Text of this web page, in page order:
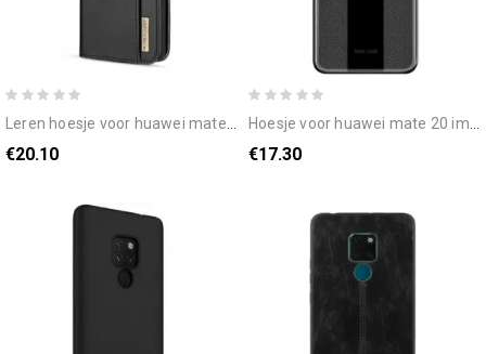
leren hoesje voor huawei mate 20 dg glad leereffect. ming afneembaar
€20.10
hoesje voor huawei mate 20 imak fantasy-serie glas en film
€17.30